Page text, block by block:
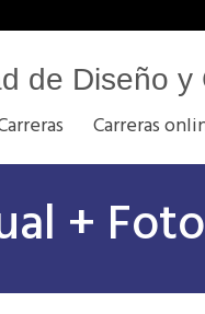
de Diseño y
Carreras
+